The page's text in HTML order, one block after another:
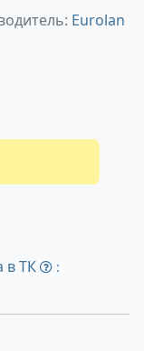
Eurolan
цену
в ТК
: